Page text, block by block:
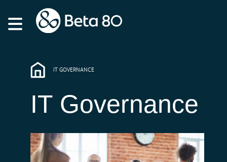
IT GOVERNANCE
IT Governance